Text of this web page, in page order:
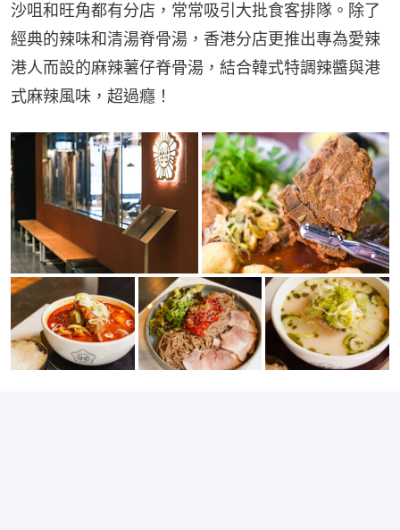
沙咀和旺角都有分店，常常吸引大批食客排隊。除了
經典的辣味和清湯脊骨湯，香港分店更推出專為愛辣
港人而設的麻辣薯仔脊骨湯，結合韓式特調辣醬與港
式麻辣風味，超過癮！